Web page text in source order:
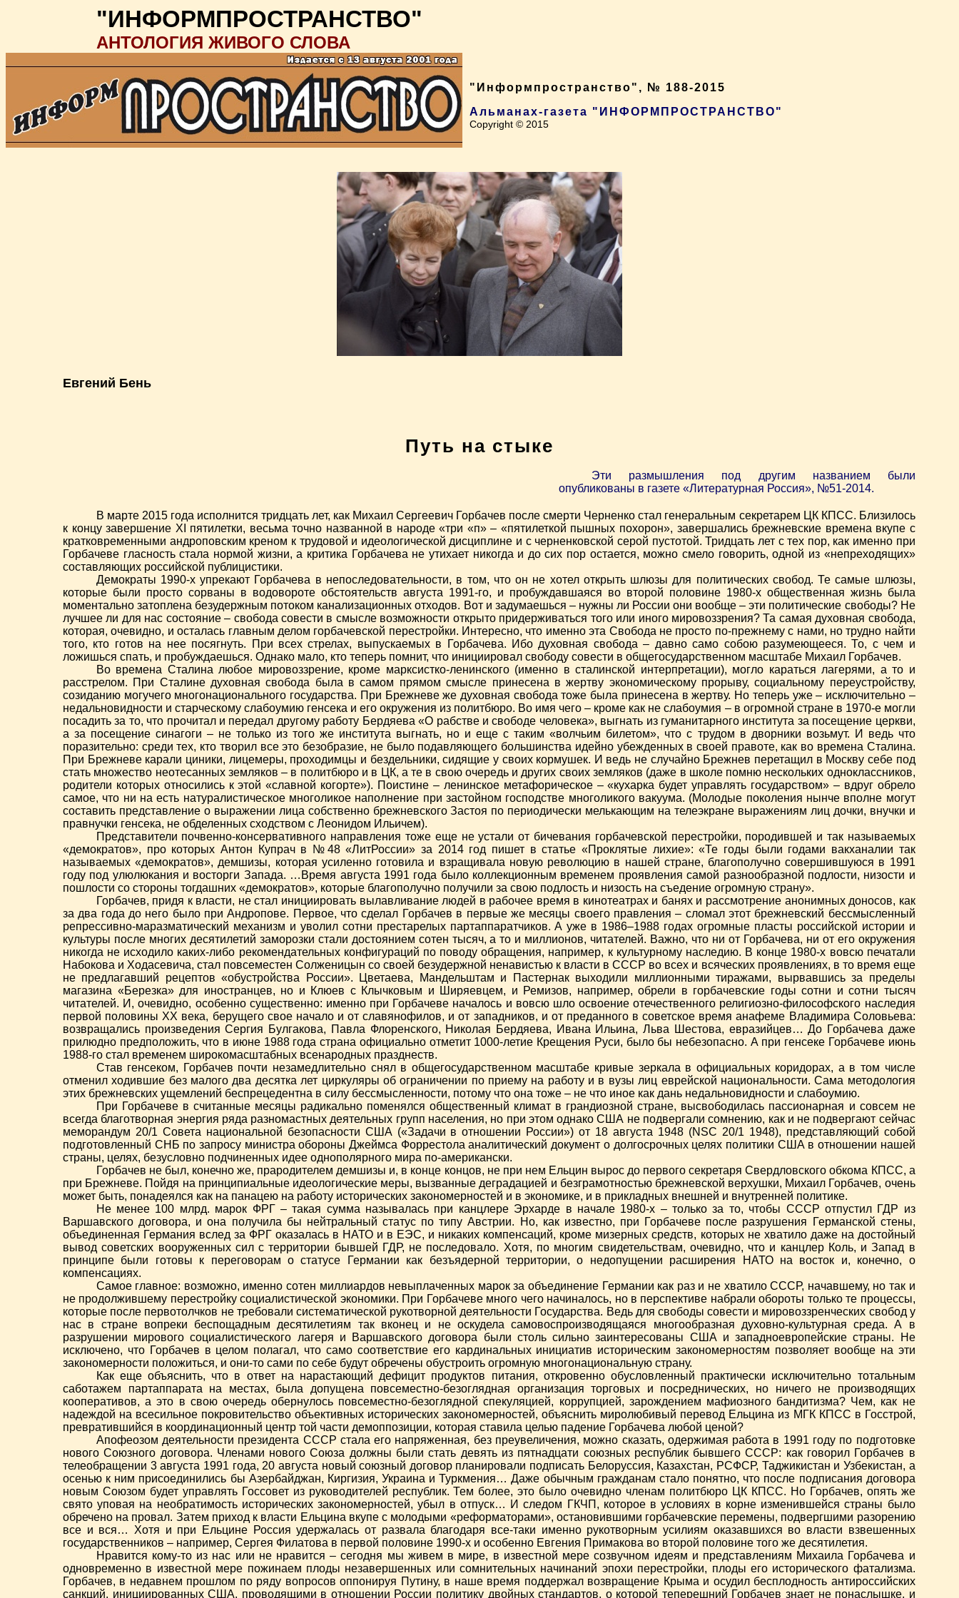
"ИНФОРМПРОСТРАНСТВО"
АНТОЛОГИЯ ЖИВОГО СЛОВА
"Информпространство", № 188-2015
Альманах-газета "ИНФОРМПРОСТРАНСТВО"
Copyright © 2015
Евгений Бень
Путь на стыке
Эти размышления под другим названием были
опубликованы в газете «Литературная Россия», №51-2014.
В марте 2015 года исполнится тридцать лет, как Михаил Сергеевич Горбачев после смерти Черненко стал генеральным секретарем ЦК КПСС. Близилось
к концу завершение XI пятилетки, весьма точно названной в народе «три «п» – «пятилеткой пышных похорон», завершались брежневские времена вкупе с
кратковременными андроповским креном к трудовой и идеологической дисциплине и с черненковской серой пустотой. Тридцать лет с тех пор, как именно при
Горбачеве гласность стала нормой жизни, а критика Горбачева не утихает никогда и до сих пор остается, можно смело говорить, одной из «непреходящих»
составляющих российской публицистики.
Демократы 1990-х упрекают Горбачева в непоследовательности, в том, что он не хотел открыть шлюзы для политических свобод. Те самые шлюзы,
которые были просто сорваны в водовороте обстоятельств августа 1991-го, и пробуждавшаяся во второй половине 1980-х общественная жизнь была
моментально затоплена безудержным потоком канализационных отходов. Вот и задумаешься – нужны ли России они вообще – эти политические свободы? Не
лучшее ли для нас состояние – свобода совести в смысле возможности открыто придерживаться того или иного мировоззрения? Та самая духовная свобода,
которая, очевидно, и осталась главным делом горбачевской перестройки. Интересно, что именно эта Свобода не просто по-прежнему с нами, но трудно найти
того, кто готов на нее посягнуть. При всех стрелах, выпускаемых в Горбачева. Ибо духовная свобода – давно само собою разумеющееся. То, с чем и
ложишься спать, и пробуждаешься. Однако мало, кто теперь помнит, что инициировал свободу совести в общегосударственном масштабе Михаил Горбачев.
Во времена Сталина любое мировоззрение, кроме марксистко-ленинского (именно в сталинской интерпретации), могло караться лагерями, а то и
расстрелом. При Сталине духовная свобода была в самом прямом смысле принесена в жертву экономическому прорыву, социальному переустройству,
созиданию могучего многонационального государства. При Брежневе же духовная свобода тоже была принесена в жертву. Но теперь уже – исключительно –
недальновидности и старческому слабоумию генсека и его окружения из политбюро. Во имя чего – кроме как не слабоумия – в огромной стране в 1970-е могли
посадить за то, что прочитал и передал другому работу Бердяева «О рабстве и свободе человека», выгнать из гуманитарного института за посещение церкви,
а за посещение синагоги – не только из того же института выгнать, но и еще с таким «волчьим билетом», что с трудом в дворники возьмут. И ведь что
поразительно: среди тех, кто творил все это безобразие, не было подавляющего большинства идейно убежденных в своей правоте, как во времена Сталина.
При Брежневе карали циники, лицемеры, проходимцы и бездельники, сидящие у своих кормушек. И ведь не случайно Брежнев перетащил в Москву себе под
стать множество неотесанных земляков – в политбюро и в ЦК, а те в свою очередь и других своих земляков (даже в школе помню нескольких одноклассников,
родители которых относились к этой «славной когорте»). Поистине – ленинское метафорическое – «кухарка будет управлять государством» – вдруг обрело
самое, что ни на есть натуралистическое многоликое наполнение при застойном господстве многоликого вакуума. (Молодые поколения нынче вполне могут
составить представление о выражении лица собственно брежневского Застоя по периодически мелькающим на телеэкране выражениям лиц дочки, внучки и
правнучки генсека, не обделенных сходством с Леонидом Ильичем).
Представители почвенно-консервативного направления тоже еще не устали от бичевания горбачевской перестройки, породившей и так называемых
«демократов», про которых Антон Купрач в №48 «ЛитРоссии» за 2014 год пишет в статье «Проклятые лихие»: «Те годы были годами вакханалии так
называемых «демократов», демшизы, которая усиленно готовила и взращивала новую революцию в нашей стране, благополучно совершившуюся в 1991
году под улюлюкания и восторги Запада. …Время августа 1991 года было коллекционным временем проявления самой разнообразной подлости, низости и
пошлости со стороны тогдашних «демократов», которые благополучно получили за свою подлость и низость на съедение огромную страну».
Горбачев, придя к власти, не стал инициировать вылавливание людей в рабочее время в кинотеатрах и банях и рассмотрение анонимных доносов, как
за два года до него было при Андропове. Первое, что сделал Горбачев в первые же месяцы своего правления – сломал этот брежневский бессмысленный
репрессивно-маразматический механизм и уволил сотни престарелых партаппаратчиков. А уже в 1986–1988 годах огромные пласты российской истории и
культуры после многих десятилетий заморозки стали достоянием сотен тысяч, а то и миллионов, читателей. Важно, что ни от Горбачева, ни от его окружения
никогда не исходило каких-либо рекомендательных конфигураций по поводу обращения, например, к культурному наследию. В конце 1980-х вовсю печатали
Набокова и Ходасевича, стал повсеместен Солженицын со своей безудержной ненавистью к власти в СССР во всех и всяческих проявлениях, в то время еще
не предлагавший рецептов «обустройства России». Цветаева, Мандельштам и Пастернак выходили миллионными тиражами, вырвавшись за пределы
магазина «Березка» для иностранцев, но и Клюев с Клычковым и Ширяевцем, и Ремизов, например, обрели в горбачевские годы сотни и сотни тысяч
читателей. И, очевидно, особенно существенно: именно при Горбачеве началось и вовсю шло освоение отечественного религиозно-философского наследия
первой половины XX века, берущего свое начало и от славянофилов, и от западников, и от преданного в советское время анафеме Владимира Соловьева:
возвращались произведения Сергия Булгакова, Павла Флоренского, Николая Бердяева, Ивана Ильина, Льва Шестова, евразийцев… До Горбачева даже
прилюдно предположить, что в июне 1988 года страна официально отметит 1000-летие Крещения Руси, было бы небезопасно. А при генсеке Горбачеве июнь
1988-го стал временем широкомасштабных всенародных празднеств.
Став генсеком, Горбачев почти незамедлительно снял в общегосударственном масштабе кривые зеркала в официальных коридорах, а в том числе
отменил ходившие без малого два десятка лет циркуляры об ограничении по приему на работу и в вузы лиц еврейской национальности. Сама методология
этих брежневских ущемлений беспрецедентна в силу бессмысленности, потому что она тоже – не что иное как дань недальновидности и слабоумию.
При Горбачеве в считанные месяцы радикально поменялся общественный климат в грандиозной стране, высвободилась пассионарная и совсем не
всегда благотворная энергия ряда разномастных деятельных групп населения, но при этом однако США не подвергали сомнению, как и не подвергают сейчас
меморандум 20/1 Совета национальной безопасности США («Задачи в отношении России») от 18 августа 1948 (NSC 20/1 1948), представляющий собой
подготовленный СНБ по запросу министра обороны Джеймса Форрестола аналитический документ о долгосрочных целях политики США в отношении нашей
страны, целях, безусловно подчиненных идее однополярного мира по-американски.
Горбачев не был, конечно же, прародителем демшизы и, в конце концов, не при нем Ельцин вырос до первого секретаря Свердловского обкома КПСС, а
при Брежневе. Пойдя на принципиальные идеологические меры, вызванные деградацией и безграмотностью брежневской верхушки, Михаил Горбачев, очень
может быть, понадеялся как на панацею на работу исторических закономерностей и в экономике, и в прикладных внешней и внутренней политике.
Не менее 100 млрд. марок ФРГ – такая сумма называлась при канцлере Эрхарде в начале 1980-х – только за то, чтобы СССР отпустил ГДР из
Варшавского договора, и она получила бы нейтральный статус по типу Австрии. Но, как известно, при Горбачеве после разрушения Германской стены,
объединенная Германия вслед за ФРГ оказалась в НАТО и в ЕЭС, и никаких компенсаций, кроме мизерных средств, которых не хватило даже на достойный
вывод советских вооруженных сил с территории бывшей ГДР, не последовало. Хотя, по многим свидетельствам, очевидно, что и канцлер Коль, и Запад в
принципе были готовы к переговорам о статусе Германии как безъядерной территории, о недопущении расширения НАТО на восток и, конечно, о
компенсациях.
Самое главное: возможно, именно сотен миллиардов невыплаченных марок за объединение Германии как раз и не хватило СССР, начавшему, но так и
не продолжившему перестройку социалистической экономики. При Горбачеве много чего начиналось, но в перспективе набрали обороты только те процессы,
которые после первотолчков не требовали систематической рукотворной деятельности Государства. Ведь для свободы совести и мировоззренческих свобод у
нас в стране вопреки беспощадным десятилетиям так вконец и не оскудела самовоспроизводящаяся многообразная духовно-культурная среда. А в
разрушении мирового социалистического лагеря и Варшавского договора были столь сильно заинтересованы США и западноевропейские страны. Не
исключено, что Горбачев в целом полагал, что само соответствие его кардинальных инициатив историческим закономерностям позволяет вообще на эти
закономерности положиться, и они-то сами по себе будут обречены обустроить огромную многонациональную страну.
Как еще объяснить, что в ответ на нарастающий дефицит продуктов питания, откровенно обусловленный практически исключительно тотальным
саботажем партаппарата на местах, была допущена повсеместно-безоглядная организация торговых и посреднических, но ничего не производящих
кооперативов, а это в свою очередь обернулось повсеместно-безоглядной спекуляцией, коррупцией, зарождением мафиозного бандитизма? Чем, как не
надеждой на всесильное покровительство объективных исторических закономерностей, объяснить миролюбивый перевод Ельцина из МГК КПСС в Госстрой,
превратившийся в координационный центр той части демоппозиции, которая ставила целью падение Горбачева любой ценой?
Апофеозом деятельности президента СССР стала его напряженная, без преувеличения, можно сказать, одержимая работа в 1991 году по подготовке
нового Союзного договора. Членами нового Союза должны были стать девять из пятнадцати союзных республик бывшего СССР: как говорил Горбачев в
телеобращении 3 августа 1991 года, 20 августа новый союзный договор планировали подписать Белоруссия, Казахстан, РСФСР, Таджикистан и Узбекистан, а
осенью к ним присоединились бы Азербайджан, Киргизия, Украина и Туркмения… Даже обычным гражданам стало понятно, что после подписания договора
новым Союзом будет управлять Госсовет из руководителей республик. Тем более, это было очевидно членам политбюро ЦК КПСС. Но Горбачев, опять же
свято уповая на необратимость исторических закономерностей, убыл в отпуск… И следом ГКЧП, которое в условиях в корне изменившейся страны было
обречено на провал. Затем приход к власти Ельцина вкупе с молодыми «реформаторами», остановившими горбачевские перемены, подвергшими разорению
все и вся… Хотя и при Ельцине Россия удержалась от развала благодаря все-таки именно рукотворным усилиям оказавшихся во власти взвешенных
государственников – например, Сергея Филатова в первой половине 1990-х и особенно Евгения Примакова во второй половине того же десятилетия.
Нравится кому-то из нас или не нравится – сегодня мы живем в мире, в известной мере созвучном идеям и представлениям Михаила Горбачева и
одновременно в известной мере пожинаем плоды незавершенных или сомнительных начинаний эпохи перестройки, плоды его исторического фатализма.
Горбачев, в недавнем прошлом по ряду вопросов оппонируя Путину, в наше время поддержал возвращение Крыма и осудил бесплодность антироссийских
санкций, инициированных США, проводящими в отношении России политику двойных стандартов, о которой теперешний Горбачев знает не понаслышке, и